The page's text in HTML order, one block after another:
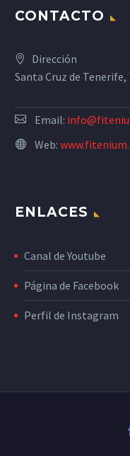
CONTACTO
Dirección
Santa Cruz de Tenerife,
Email:
Web:
ENLACES
Canal de Youtube
Página de Facebook
Perfil de Instagram